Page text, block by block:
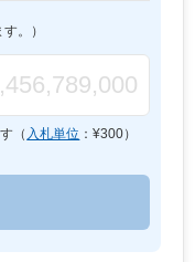
。）
（ 入札単位 ：¥300）